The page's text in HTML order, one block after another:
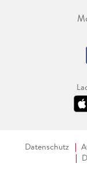
Datenschutz